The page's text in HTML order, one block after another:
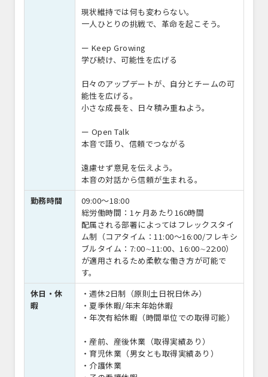
現状維持では何も変わらない。
一人ひとりの挑戦で、革命を起こそう。
ー Keep Growing
学び続け、可能性を広げる
日々のアップデートが、自分とチームの可
能性を広げる。
小さな成長を、日々積み重ねよう。
ー Open Talk
本音で語り、信頼でつながる
遠慮せず意見を伝えよう。
本音の対話から信頼が生まれる。
勤務時間
09:00〜18:00
総労働時間：1ヶ月あたり160時間
配属される部署によってはフレックスタイ
ム制（コアタイム：11:00～16:00/フレキシ
ブルタイム：7:00∼11:00、16:00∼22:00）
が適用されるため柔軟な働き方が可能で
す。
休日・休
暇
・週休2日制（原則土日祝日休み）
・夏季休暇/年末年始休暇
・年次有給休暇（時間単位での取得可能）
・産前、産後休業（取得実績あり）
・育児休業（男女とも取得実績あり）
・介護休業